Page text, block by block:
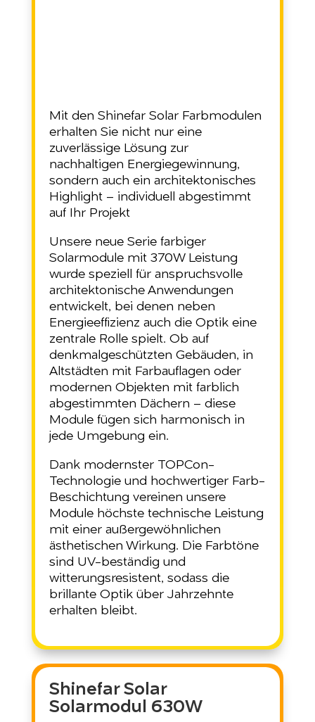
Mit den Shinefar Solar Farbmodulen
erhalten Sie nicht nur eine
zuverlässige Lösung zur
nachhaltigen Energiegewinnung,
sondern auch ein architektonisches
Highlight – individuell abgestimmt
auf Ihr Projekt
Unsere neue Serie farbiger
Solarmodule mit 370W Leistung
wurde speziell für anspruchsvolle
architektonische Anwendungen
entwickelt, bei denen neben
Energieeffizienz auch die Optik eine
zentrale Rolle spielt. Ob auf
denkmalgeschützten Gebäuden, in
Altstädten mit Farbauflagen oder
modernen Objekten mit farblich
abgestimmten Dächern – diese
Module fügen sich harmonisch in
jede Umgebung ein.
Dank modernster TOPCon-
Technologie und hochwertiger Farb-
Beschichtung vereinen unsere
Module höchste technische Leistung
mit einer außergewöhnlichen
ästhetischen Wirkung. Die Farbtöne
sind UV-beständig und
witterungsresistent, sodass die
brillante Optik über Jahrzehnte
erhalten bleibt.
Shinefar Solar
Solarmodul 630W